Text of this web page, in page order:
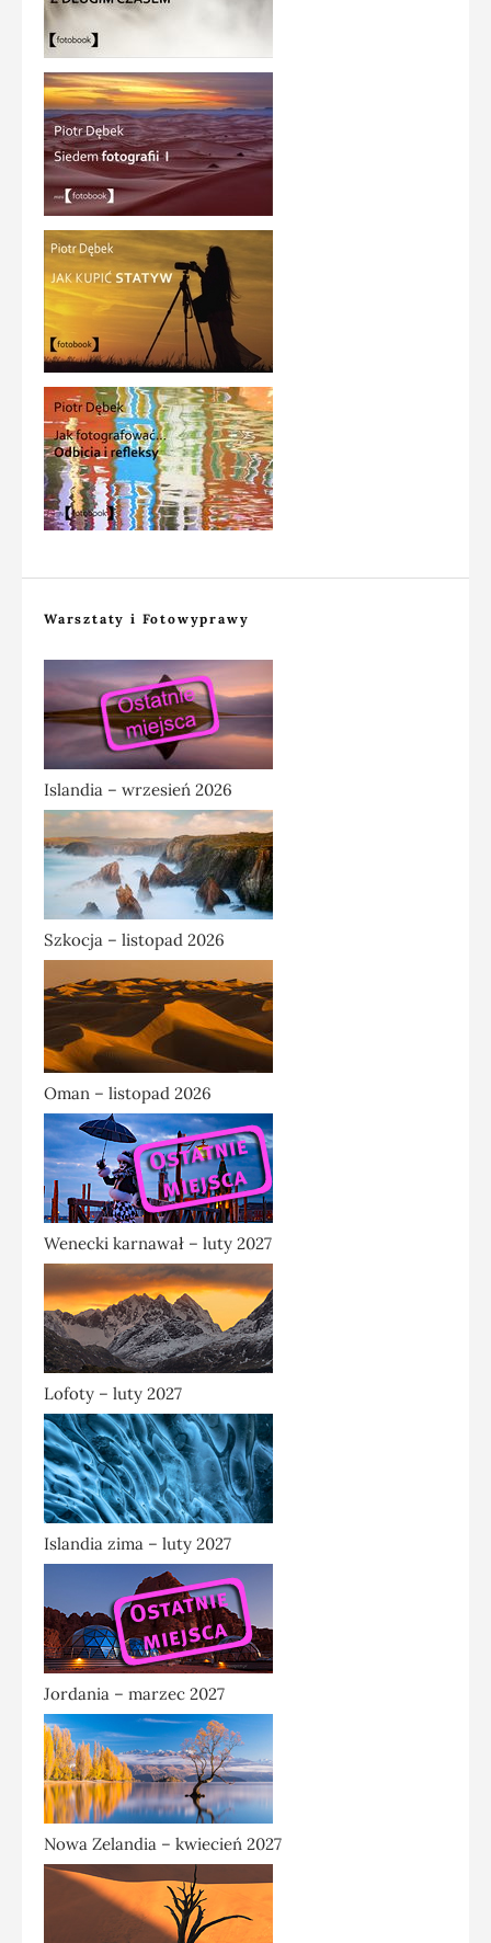
Warsztaty i Fotowyprawy
Islandia – wrzesień 2026
Szkocja – listopad 2026
Oman – listopad 2026
Wenecki karnawał – luty 2027
Lofoty – luty 2027
Islandia zima – luty 2027
Jordania – marzec 2027
Nowa Zelandia – kwiecień 2027